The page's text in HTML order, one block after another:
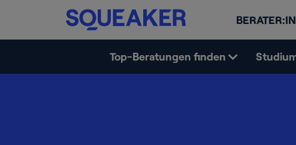
Top-Beratungen finden